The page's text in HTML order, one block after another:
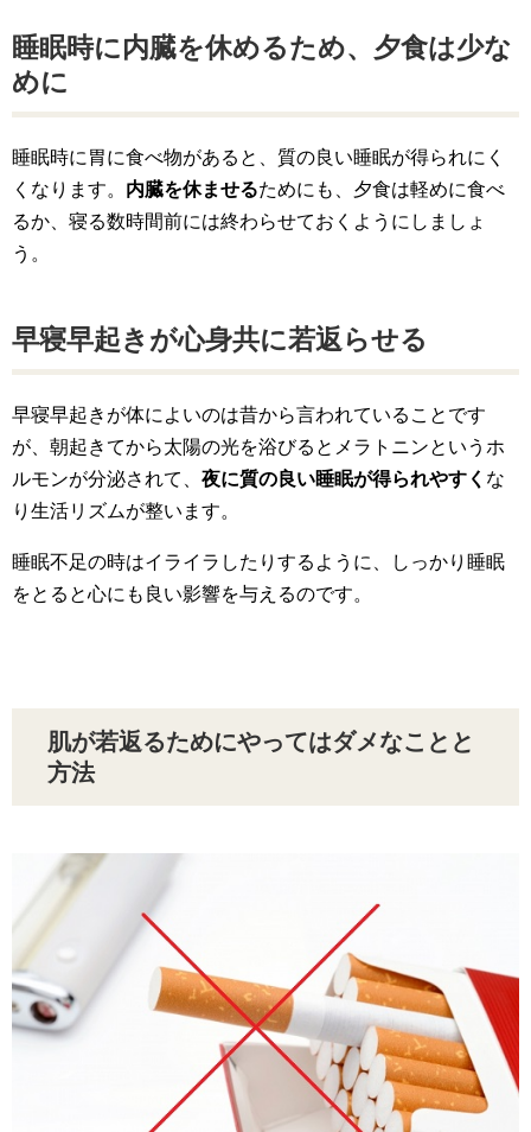
睡眠時に内臓を休めるため、夕食は少な
めに
睡眠時に胃に食べ物があると、質の良い睡眠が得られにく
くなります。 内臓を休ませるためにも、夕食は軽めに食べ
るか、寝る数時間前には終わらせておくようにしましょ
う。
早寝早起きが心身共に若返らせる
早寝早起きが体によいのは昔から言われていることです
が、朝起きてから太陽の光を浴びるとメラトニンというホ
ルモンが分泌されて、 夜に質の良い睡眠が得られやすく な
り生活リズムが整います。
睡眠不足の時はイライラしたりするように、しっかり睡眠
をとると心にも良い影響を与えるのです。
肌が若返るためにやってはダメなことと
方法